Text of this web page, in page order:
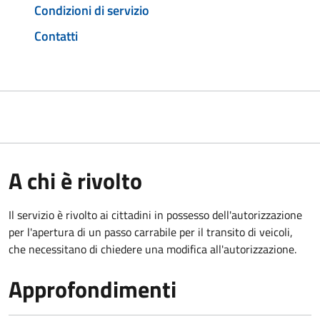
Condizioni di servizio
Contatti
A chi è rivolto
Il servizio è rivolto ai cittadini in possesso dell'autorizzazione
per l'apertura di un passo carrabile per il transito di veicoli,
che necessitano di chiedere una modifica all'autorizzazione.
Approfondimenti